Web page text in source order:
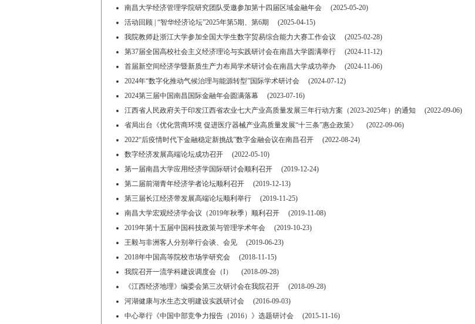
南昌大学经济管理学院研究团队受邀参加第十四届区域金融年会 (2025-05-20)
活动回顾 | “智华经济论坛”2025年第5期、第6期 (2025-04-15)
我院教师赴浙江大学参加全国大学生数字贸易综合能力大赛工作会议 (2025-02-28)
第37届全国高校社会主义经济理论与实践研讨会在南昌大学圆满举行 (2024-11-12)
首届新空间经济学暨新质生产力布局学术研讨会在南昌大学成功举办 (2024-11-06)
2024年“数字化推动气候治理与能源转型”国际学术研讨会 (2024-07-12)
2024第三届中国南昌国际金融年会圆满落幕 (2023-07-16)
江西省人民政府关于印发江西省农业七大产业高质量发展三年行动方案（2023-2025年）的通知 (2022-09-06)
省局出台《优化营商环境 促进医疗器械产业高质量发展“十三条”惠企政策》 (2022-09-06)
2022“后疫情时代下金融稳定新挑战”数字金融会议在南昌召开 (2022-08-24)
数字经济发展高端论坛成功召开 (2022-05-10)
第一届南昌大学应用经济学国际研讨会顺利召开 (2019-12-24)
第二届前湖青年经济学者论坛顺利召开 (2019-12-13)
第三届长江经济带发展高端论坛顺利举行 (2019-11-25)
南昌大学宏观经济学会议（2019年秋季）顺利召开 (2019-11-08)
2019年第十五届中国科技政策与管理学术年会 (2019-10-23)
王毅与非洲客人分别举行会谈、会见 (2019-06-23)
2018年中国高等院校市场学研究会 (2018-11-15)
我院召开一流学科建设调度会（I） (2018-09-28)
《江西经济地理》编委会第三次研讨会在我院召开 (2018-09-28)
河湖健康与水生态文明建设实践研讨会 (2016-09-03)
中心举行《中国中部竞争力报告（2016）》选题研讨会 (2015-11-16)